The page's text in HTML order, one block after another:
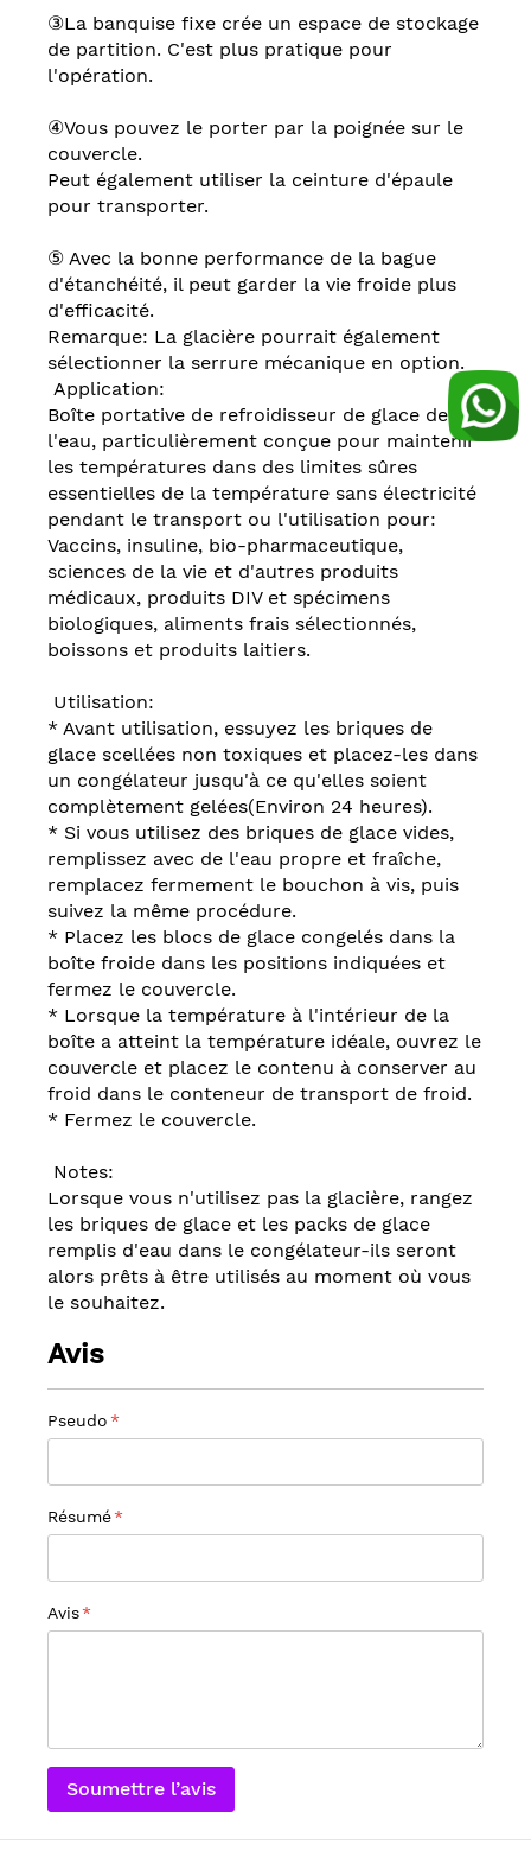
③La banquise fixe crée un espace de stockage
de partition. C'est plus pratique pour
l'opération.
④Vous pouvez le porter par la poignée sur le
couvercle.
Peut également utiliser la ceinture d'épaule
pour transporter.
⑤ Avec la bonne performance de la bague
d'étanchéité, il peut garder la vie froide plus
d'efficacité.
Remarque: La glacière pourrait également
sélectionner la serrure mécanique en option.
Application:
Boîte portative de refroidisseur de glace de
l'eau, particulièrement conçue pour maintenir
les températures dans des limites sûres
essentielles de la température sans électricité
pendant le transport ou l'utilisation pour:
Vaccins, insuline, bio-pharmaceutique,
sciences de la vie et d'autres produits
médicaux, produits DIV et spécimens
biologiques, aliments frais sélectionnés,
boissons et produits laitiers.
Utilisation:
* Avant utilisation, essuyez les briques de
glace scellées non toxiques et placez-les dans
un congélateur jusqu'à ce qu'elles soient
complètement gelées(Environ 24 heures).
* Si vous utilisez des briques de glace vides,
remplissez avec de l'eau propre et fraîche,
remplacez fermement le bouchon à vis, puis
suivez la même procédure.
* Placez les blocs de glace congelés dans la
boîte froide dans les positions indiquées et
fermez le couvercle.
* Lorsque la température à l'intérieur de la
boîte a atteint la température idéale, ouvrez le
couvercle et placez le contenu à conserver au
froid dans le conteneur de transport de froid.
* Fermez le couvercle.
Notes:
Lorsque vous n'utilisez pas la glacière, rangez
les briques de glace et les packs de glace
remplis d'eau dans le congélateur-ils seront
alors prêts à être utilisés au moment où vous
le souhaitez.
Avis
Pseudo
Résumé
Avis
Soumettre l’avis